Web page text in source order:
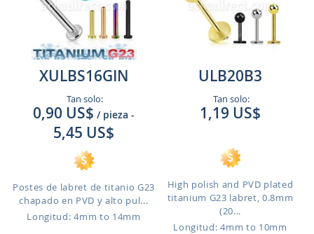
XULBS16GIN
Tan solo:
0,90 US$ / pieza -
5,45 US$
Postes de labret de titanio G23
chapado en PVD y alto pul...
Longitud: 4mm to 14mm
ULB20B3
Tan solo:
1,19 US$
High polish and PVD plated
titanium G23 labret, 0.8mm
(20...
Longitud: 4mm to 10mm